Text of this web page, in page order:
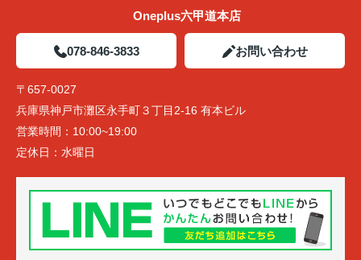
Oneplus六甲道本店
078-846-3833 お問い合わせ
〒657-0027
兵庫県神戸市灘区永手町３丁目2-16 有本ビル
営業時間： 10:00~19:00
定休日： 水曜日